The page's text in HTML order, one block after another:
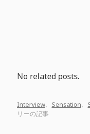
No related posts.
Interview、 Sensation、
リーの記事